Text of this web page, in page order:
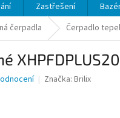
Zastřešení
čerpadla Čerpadlo
0,0 z 5 hvězdiček.
Značka: Brilix